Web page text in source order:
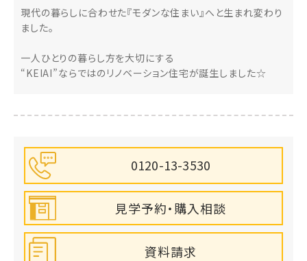
現代の暮らしに合わせた『モダンな住まい』へと生まれ変わり
ました。
一人ひとりの暮らし方を大切にする
“KEIAI”ならではのリノベーション住宅が誕生しました☆
0120-13-3530
見学予約・購入相談
資料請求